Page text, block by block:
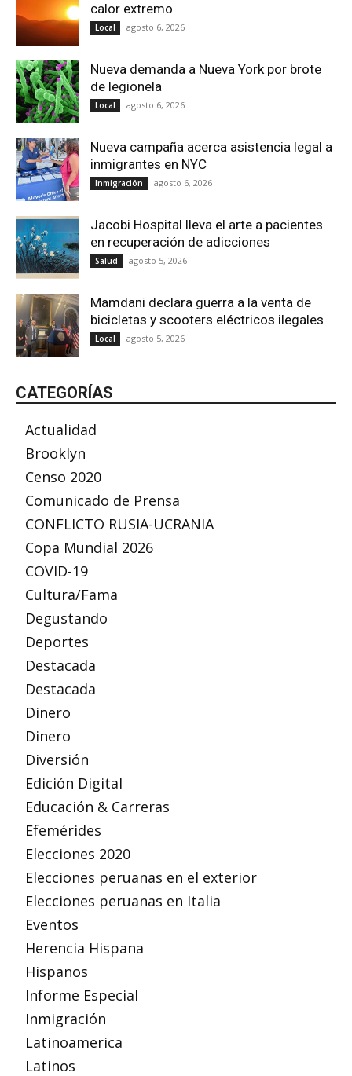
calor extremo
Local agosto 6, 2026
Nueva demanda a Nueva York por brote
de legionela
Local agosto 6, 2026
Nueva campaña acerca asistencia legal a
inmigrantes en NYC
Inmigración agosto 6, 2026
Jacobi Hospital lleva el arte a pacientes
en recuperación de adicciones
Salud agosto 5, 2026
Mamdani declara guerra a la venta de
bicicletas y scooters eléctricos ilegales
Local agosto 5, 2026
CATEGORÍAS
Actualidad
Brooklyn
Censo 2020
Comunicado de Prensa
CONFLICTO RUSIA-UCRANIA
Copa Mundial 2026
COVID-19
Cultura/Fama
Degustando
Deportes
Destacada
Destacada
Dinero
Dinero
Diversión
Edición Digital
Educación & Carreras
Efemérides
Elecciones 2020
Elecciones peruanas en el exterior
Elecciones peruanas en Italia
Eventos
Herencia Hispana
Hispanos
Informe Especial
Inmigración
Latinoamerica
Latinos